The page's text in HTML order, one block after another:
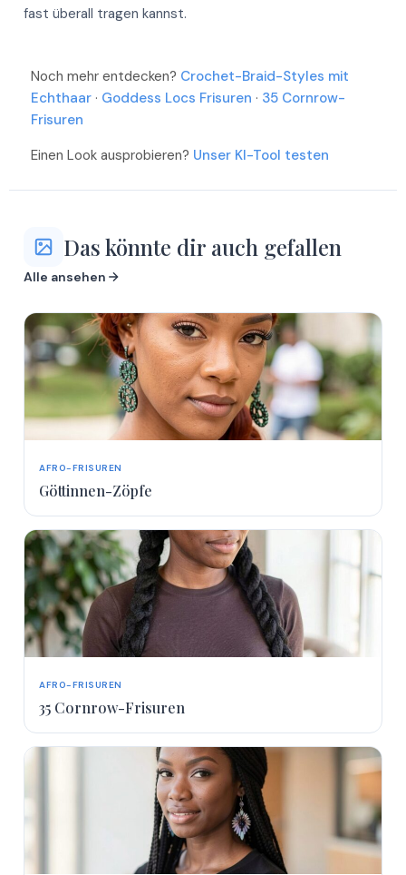
Mehr
Mehr
Mehr
Mehr
fast überall tragen kannst.
Noch mehr entdecken? Crochet-Braid-Styles mit
Echthaar · Goddess Locs Frisuren · 35 Cornrow-
Frisuren
Einen Look ausprobieren? Unser KI-Tool testen
Das könnte dir auch gefallen
Alle ansehen
AFRO-FRISUREN
Göttinnen-Zöpfe
AFRO-FRISUREN
35 Cornrow-Frisuren